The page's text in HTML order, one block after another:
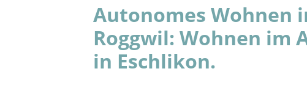
Autonomes Wohnen
Roggwil: Wohnen im
in Eschlikon.